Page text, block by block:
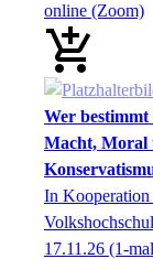
online (Zoom)
Wer bestimmt
Macht, Moral
In Kooperation
17.11.26 (1-